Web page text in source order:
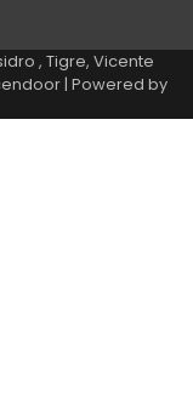
, Tigre, Vicente
| Powered by